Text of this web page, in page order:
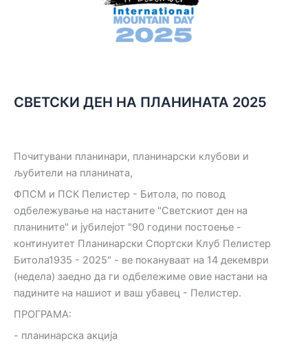
СВЕТСКИ ДЕН НА ПЛАНИНАТА 2025
Почитувани планинари, планинарски клубови и
љубители на планината,
ФПСМ и ПСК Пелистер - Битола, по повод
одбележување на настаните "Светскиот ден на
планините" и јубилејот "90 години постоење -
континуитет Планинарски Спортски Клуб Пелистер
Битола1935 - 2025" - ве покануваат на 14 декември
(недела) заедно да ги одбележиме овие настани на
падините на нашиот и ваш убавец - Пелистер.
ПРОГРАМА:
- планинарска акција